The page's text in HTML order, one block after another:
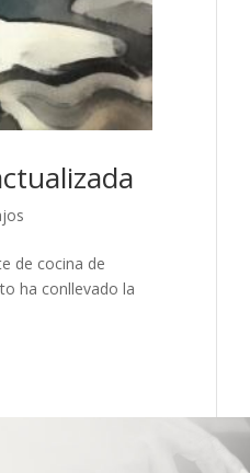
de cocina de
ha conllevado la